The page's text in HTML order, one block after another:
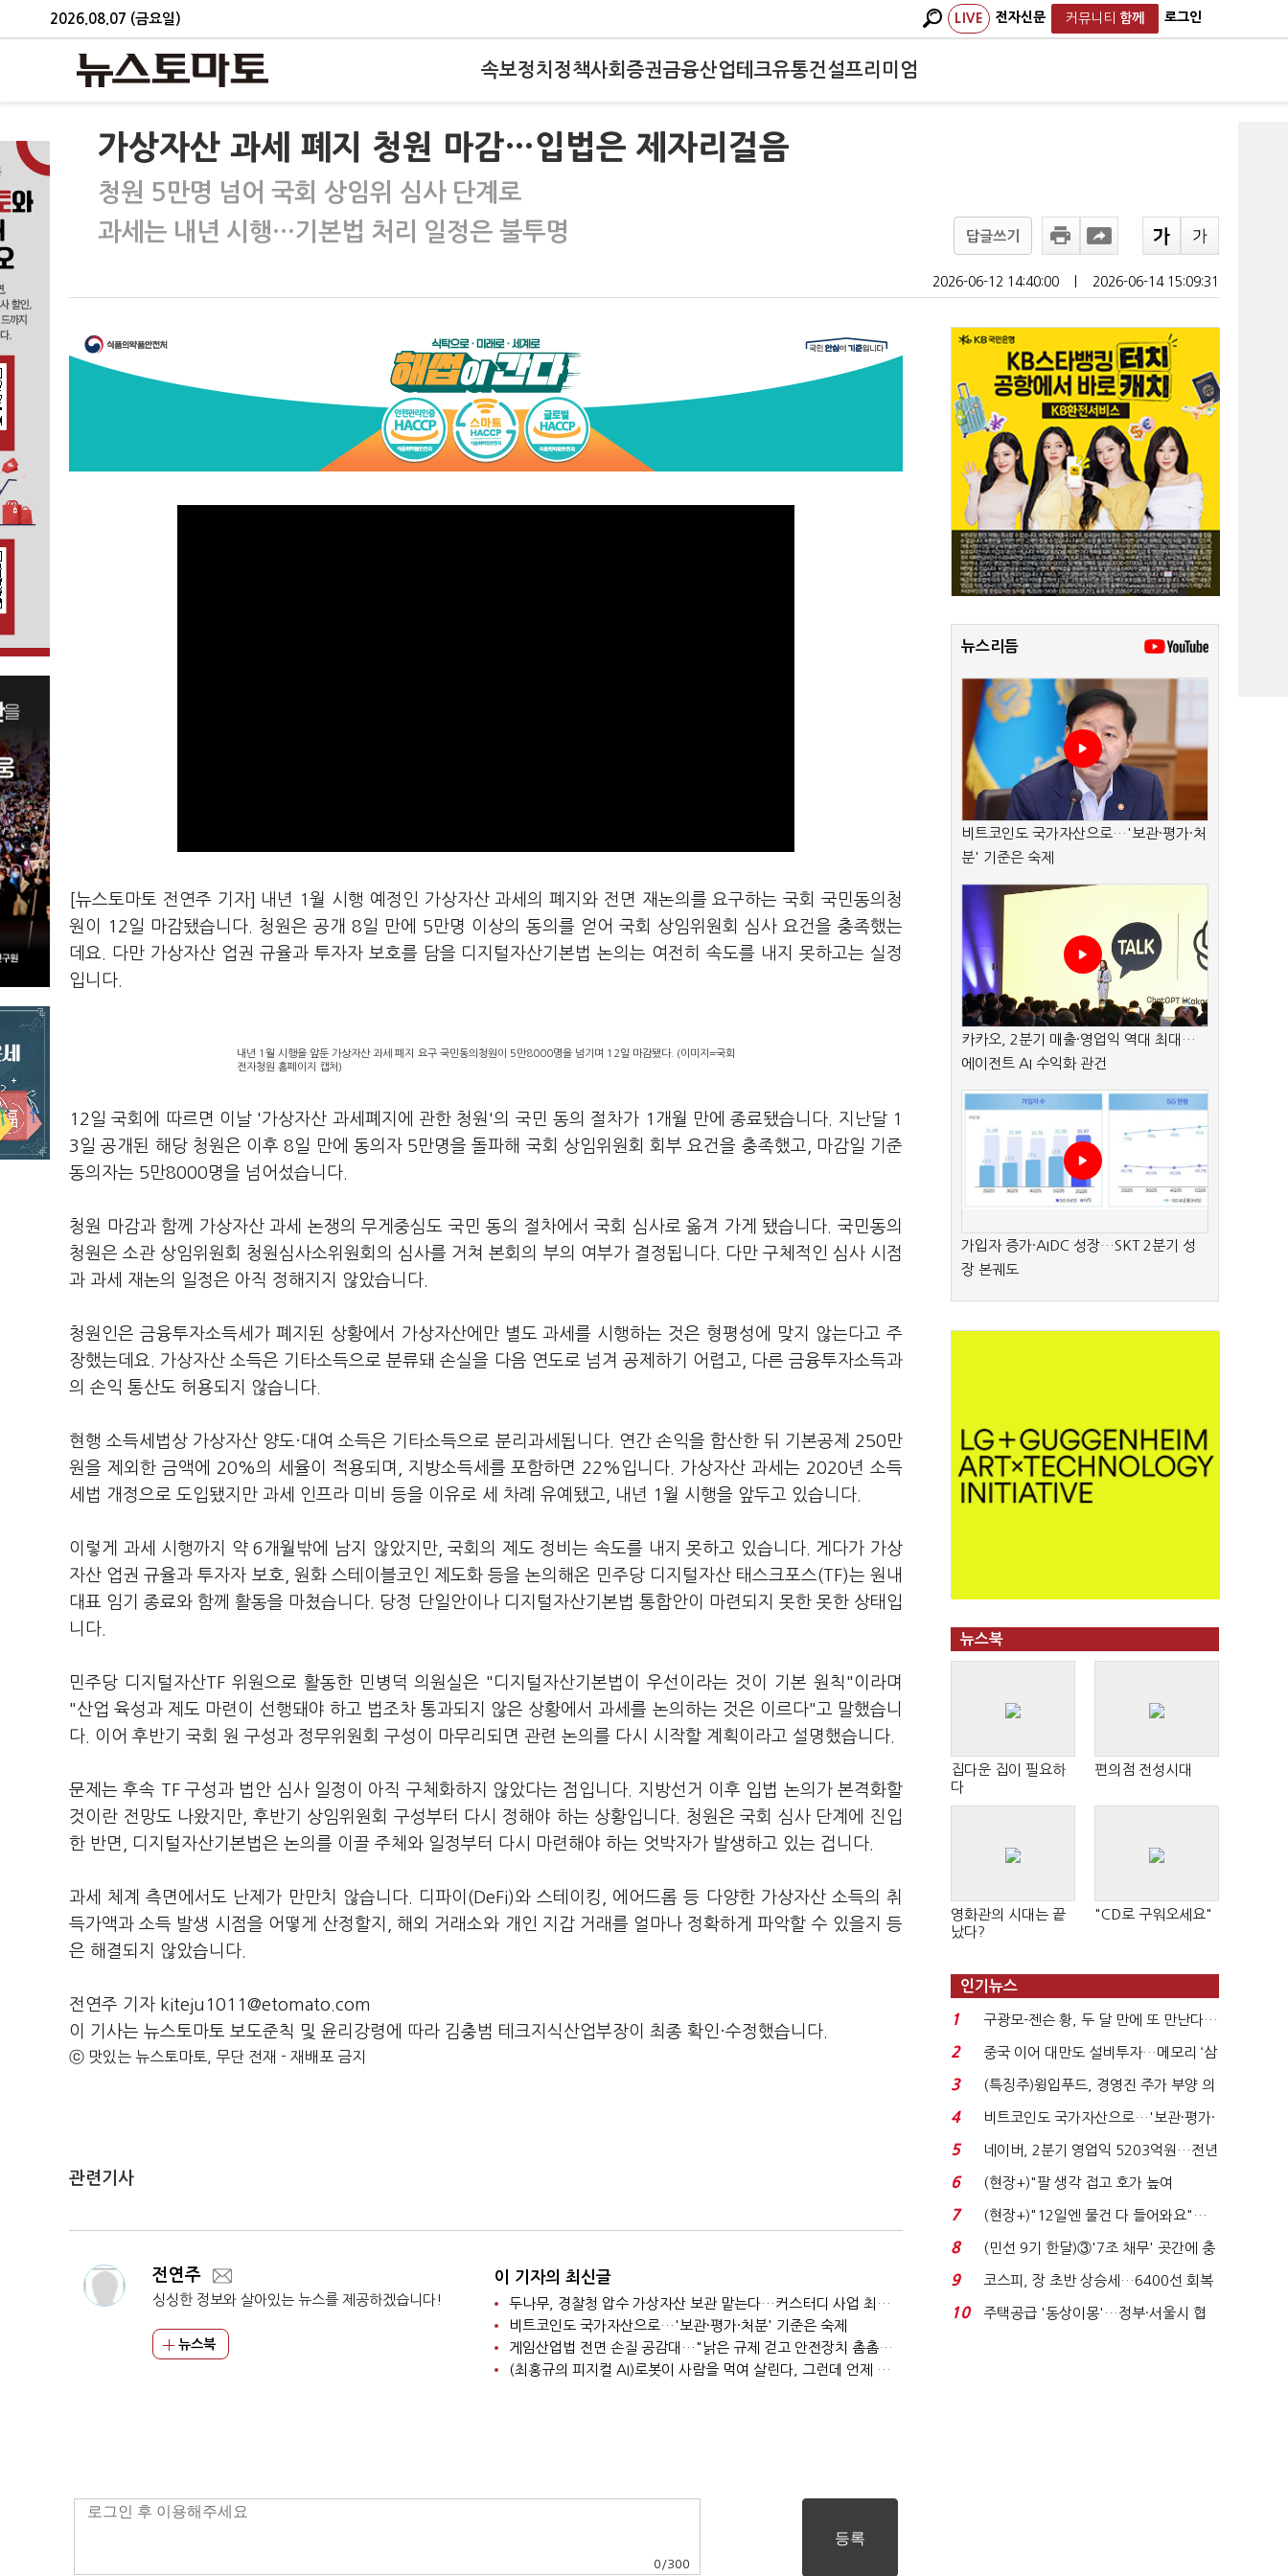
2026.08.07 (금요일) LIVE 전자신문 커뮤니티 함께 로그인
속보정치 정책사회 증권금융산업테크유통건설프리미엄
가상자산 과세 폐지 청원 마감…입법은 제자리걸음
청원 5만명 넘어 국회 상임위 심사 단계로
과세는 내년 시행…기본법 처리 일정은 불투명
답글쓰기
2026-06-12 14:40:00 2026-06-14 15:09:31
[뉴스토마토 전연주 기자] 내년 1월 시행 예정인 가상자산 과세의 폐지와 전면 재논의를 요구하는 국회 국민동의청
원이 12일 마감됐습니다. 청원은 공개 8일 만에 5만명 이상의 동의를 얻어 국회 상임위원회 심사 요건을 충족했는
데요. 다만 가상자산 업권 규율과 투자자 보호를 담을 디지털자산기본법 논의는 여전히 속도를 내지 못하고는 실정
입니다.
내년 1월 시행을 앞둔 가상자산 과세 폐지 요구 국민동의청원이 5만8000명을 넘기며 12일 마감됐다. (이미지=국회
전자청원 홈페이지 캡처)
12일 국회에 따르면 이날 '가상자산 과세폐지에 관한 청원'의 국민 동의 절차가 1개월 만에 종료됐습니다. 지난달 1
3일 공개된 해당 청원은 이후 8일 만에 동의자 5만명을 돌파해 국회 상임위원회 회부 요건을 충족했고, 마감일 기준
동의자는 5만8000명을 넘어섰습니다.
청원 마감과 함께 가상자산 과세 논쟁의 무게중심도 국민 동의 절차에서 국회 심사로 옮겨 가게 됐습니다. 국민동의
청원은 소관 상임위원회 청원심사소위원회의 심사를 거쳐 본회의 부의 여부가 결정됩니다. 다만 구체적인 심사 시점
과 과세 재논의 일정은 아직 정해지지 않았습니다.
청원인은 금융투자소득세가 폐지된 상황에서 가상자산에만 별도 과세를 시행하는 것은 형평성에 맞지 않는다고 주
장했는데요. 가상자산 소득은 기타소득으로 분류돼 손실을 다음 연도로 넘겨 공제하기 어렵고, 다른 금융투자소득과
의 손익 통산도 허용되지 않습니다.
현행 소득세법상 가상자산 양도·대여 소득은 기타소득으로 분리과세됩니다. 연간 손익을 합산한 뒤 기본공제 250만
원을 제외한 금액에 20%의 세율이 적용되며, 지방소득세를 포함하면 22%입니다. 가상자산 과세는 2020년 소득
세법 개정으로 도입됐지만 과세 인프라 미비 등을 이유로 세 차례 유예됐고, 내년 1월 시행을 앞두고 있습니다.
이렇게 과세 시행까지 약 6개월밖에 남지 않았지만, 국회의 제도 정비는 속도를 내지 못하고 있습니다. 게다가 가상
자산 업권 규율과 투자자 보호, 원화 스테이블코인 제도화 등을 논의해온 민주당 디지털자산 태스크포스(TF)는 원내
대표 임기 종료와 함께 활동을 마쳤습니다. 당정 단일안이나 디지털자산기본법 통합안이 마련되지 못한 못한 상태입
니다.
민주당 디지털자산TF 위원으로 활동한 민병덕 의원실은 "디지털자산기본법이 우선이라는 것이 기본 원칙"이라며
"산업 육성과 제도 마련이 선행돼야 하고 법조차 통과되지 않은 상황에서 과세를 논의하는 것은 이르다"고 말했습니
다. 이어 후반기 국회 원 구성과 정무위원회 구성이 마무리되면 관련 논의를 다시 시작할 계획이라고 설명했습니다.
문제는 후속 TF 구성과 법안 심사 일정이 아직 구체화하지 않았다는 점입니다. 지방선거 이후 입법 논의가 본격화할
것이란 전망도 나왔지만, 후반기 상임위원회 구성부터 다시 정해야 하는 상황입니다. 청원은 국회 심사 단계에 진입
한 반면, 디지털자산기본법은 논의를 이끌 주체와 일정부터 다시 마련해야 하는 엇박자가 발생하고 있는 겁니다.
과세 체계 측면에서도 난제가 만만치 않습니다. 디파이(DeFi)와 스테이킹, 에어드롭 등 다양한 가상자산 소득의 취
득가액과 소득 발생 시점을 어떻게 산정할지, 해외 거래소와 개인 지갑 거래를 얼마나 정확하게 파악할 수 있을지 등
은 해결되지 않았습니다.
전연주 기자 kiteju1011@etomato.com
이 기사는 뉴스토마토 보도준칙 및 윤리강령에 따라 김충범 테크지식산업부장이 최종 확인·수정했습니다.
ⓒ 맛있는 뉴스토마토, 무단 전재 - 재배포 금지
관련기사
전연주
싱싱한 정보와 살아있는 뉴스를 제공하겠습니다!
뉴스북
이 기자의 최신글
두나무, 경찰청 압수 가상자산 보관 맡는다…커스터디 사업 최종 낙찰
비트코인도 국가자산으로…'보관·평가·처분' 기준은 숙제
게임산업법 전면 손질 공감대…"낡은 규제 걷고 안전장치 촘촘히 해야"
(최홍규의 피지컬 AI)로봇이 사람을 먹여 살린다, 그런데 언제 먹여야 할지는 모른다
0 /300
뉴스리듬
비트코인도 국가자산으로…'보관·평가·처
분' 기준은 숙제
카카오, 2분기 매출·영업익 역대 최대…
에이전트 AI 수익화 관건
가입자 증가·AIDC 성장…SKT 2분기 성
장 본궤도
뉴스북
집다운 집이 필요하
다
편의점 전성시대
영화관의 시대는 끝
났다?
"CD로 구워오세요"
인기뉴스
1
구광모-젠슨 황, 두 달 만에 또 만난다…
로봇·AI 등 논...
2
중국 이어 대만도 설비투자…메모리 ‘삼
국전쟁’
3
(특징주)윙입푸드, 경영진 주가 부양 의
지에 상한가...
4
비트코인도 국가자산으로…'보관·평가·
처분' 기준은 ...
5
네이버, 2분기 영업익 5203억원…전년
비 0.2% 감소...
6
(현장+)"팔 생각 접고 호가 높여
요"…'덜 똘똘한 한 채' 20...
7
(현장+)"12일엔 물건 다 들어와요"…
빈 매대 채우며 문 연 ...
8
(민선 9기 한달)③'7조 채무' 곳간에 충
격…추미애, 20년...
9
코스피, 장 초반 상승세…6400선 회복
시도
10
주택공급 '동상이몽'…정부·서울시 협